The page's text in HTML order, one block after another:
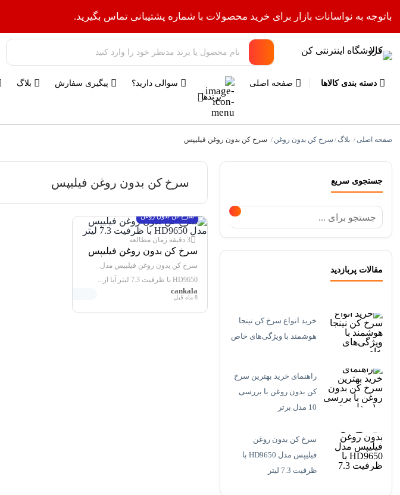
باتوجه به نواسانات بازار برای خرید محصولات با شماره پشتیبانی تماس بگیرید.
دسته بندی کالاها
صفحه اصلی
برندها
سوالی دارید؟ پیگیری سفارش بلاگ
صفحه اصلی / بلاگ / سرخ کن بدون روغن / سرخ کن بدون روغن فیلیپس
جستجوی سریع
مقالات پربازدید
خرید انواع سرخ کن نینجا
هوشمند با ویژگی‌های خاص
راهنمای خرید بهترین سرخ
کن بدون روغن با بررسی
10 مدل برتر
سرخ کن بدون روغن
فیلیپس مدل HD9650 با
ظرفیت 7.3 لیتر
سرخ کن بدون روغن فیلیپس
سرخ کن بدون روغن
3 دقیقه زمان مطالعه
سرخ کن بدون روغن فیلیپس
مدل HD9650 با ظرفیت 7.3
لیتر
سرخ کن بدون روغن فیلیپس مدل
HD9650 با ظرفیت 7.3 لیتر آیا از...
cankala
8 ماه قبل